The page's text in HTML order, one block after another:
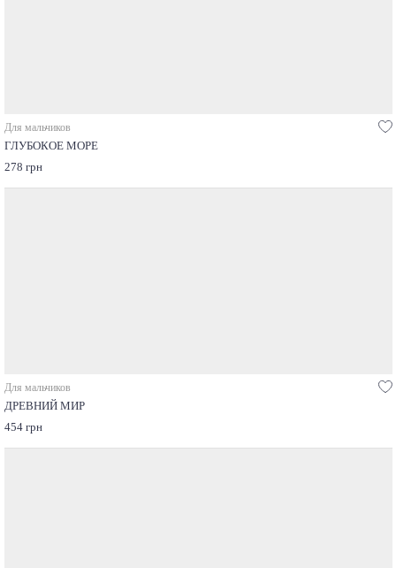
Для мальчиков
ГЛУБОКОЕ МОРЕ
278 грн
Для мальчиков
ДРЕВНИЙ МИР
454 грн